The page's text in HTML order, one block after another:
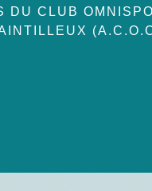
DU CLUB